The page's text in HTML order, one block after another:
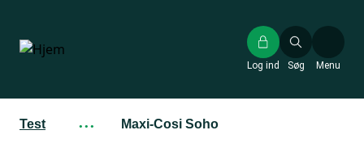
hovedindhold
Søg
Log ind Menu
Test ··· Maxi-Cosi Soho